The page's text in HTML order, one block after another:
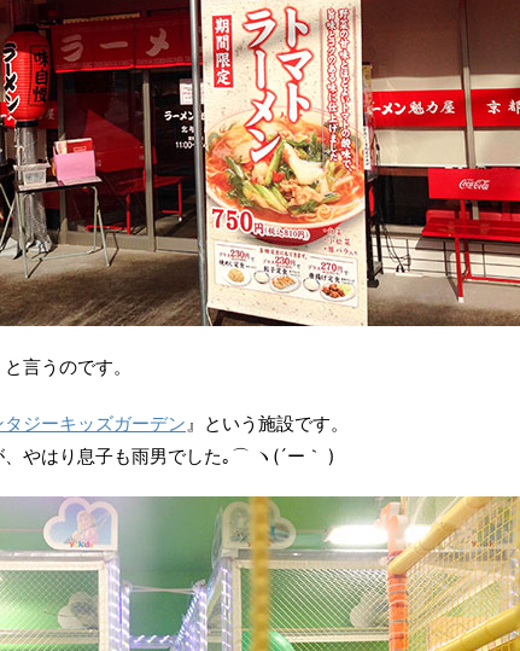
言うのです。
タジーキッズガーデン』という施設です。
やはり息子も雨男でした｡⌒ ヽ(´ー｀ )